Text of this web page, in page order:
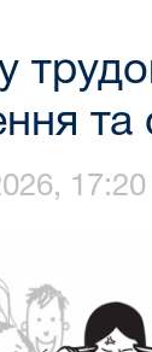
та
17:20